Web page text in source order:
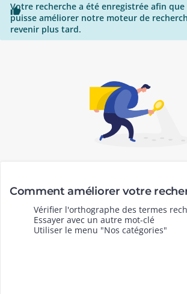

Votre recherche a été enregistrée afin
puisse améliorer notre moteur de
revenir plus tard.
Comment améliorer votre
Vérifier l'orthographe des termes
Essayer avec un autre mot-clé
Utiliser le menu "Nos catégories"